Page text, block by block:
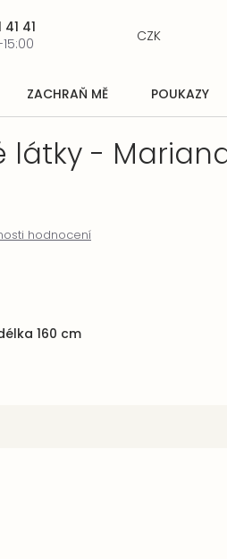
41
CZK
ZACHRAŇ MĚ POUKAZY
látky -
hodnocení
160 cm